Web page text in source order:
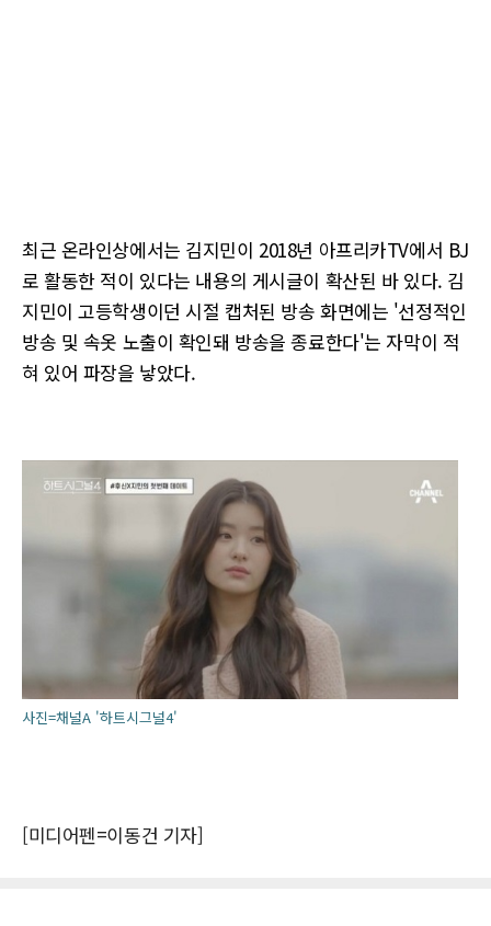
최근 온라인상에서는 김지민이 2018년 아프리카TV에서 BJ
로 활동한 적이 있다는 내용의 게시글이 확산된 바 있다. 김
지민이 고등학생이던 시절 캡처된 방송 화면에는 '선정적인
방송 및 속옷 노출이 확인돼 방송을 종료한다'는 자막이 적
혀 있어 파장을 낳았다.
사진=채널A '하트시그널4'
[미디어펜=이동건 기자]